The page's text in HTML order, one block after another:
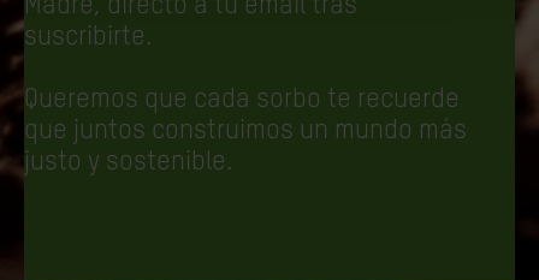
Madre, directo a tu email tras
suscribirte.
Queremos que cada sorbo te recuerde
que juntos construimos un mundo más
justo y sostenible.